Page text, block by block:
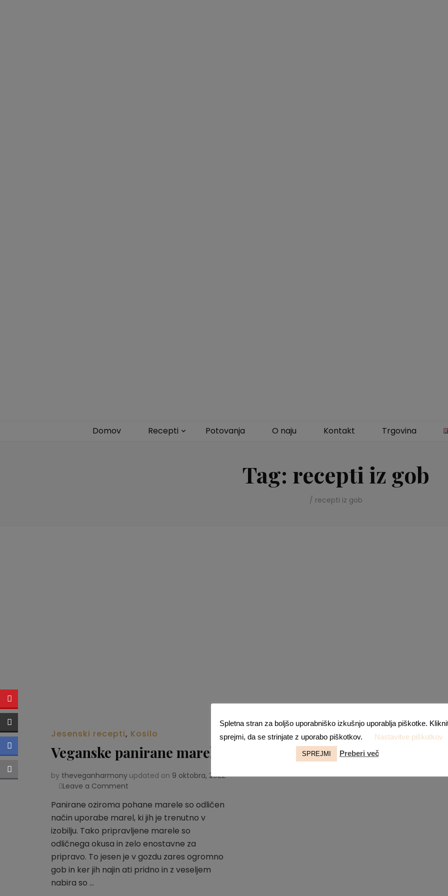
Domov Recepti Potovanja O naju Kontakt Trgovina
Tag: recepti iz gob
/ recepti iz gob
Jesenski recepti, Kosilo
Veganske panirane marele
by theveganharmony updated on 9 oktobra, 2022
Leave a Comment
panirane
marele
Panirane oziroma pohane marele so odličen
način uporabe marel, ki jih je trenutno v
izobilju. Tako pripravljene marele so
odličnega okusa in zelo enostavne za
pripravo. To jesen je v gozdu zares ogromno
gob in ker jih najin ati pridno in z veseljem
nabira so …
Spletna stran za boljšo uporabniško izkušnjo uporablja piškotke.
sprejmi, da se strinjate z uporabo piškotkov.
Nastavitve piškotkov
SPREJMI Preberi več